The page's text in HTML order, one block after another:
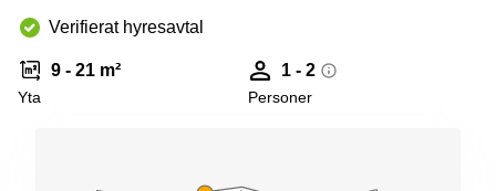
Verifierat hyresavtal
9 - 21 m²
Yta
1 - 2
Personer